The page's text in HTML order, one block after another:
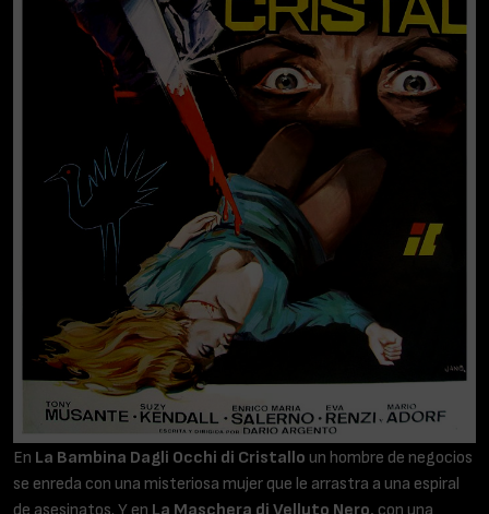
En La Bambina Dagli Occhi di Cristallo un hombre de negocios
se enreda con una misteriosa mujer que le arrastra a una espiral
de asesinatos. Y en La Maschera di Velluto Nero, con una